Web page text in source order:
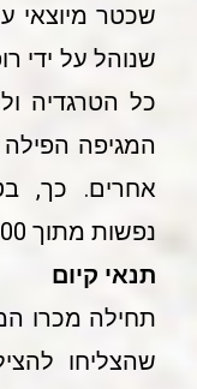
שכטר מיוצאי
שנוהל על ידי
כל הטרגדיה
המגיפה
נפשות מתוך 2000 איש.
תנאי קיום
תחילה מכרו
שהצליחו